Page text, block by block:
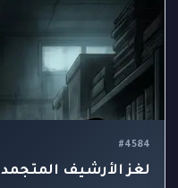
#4584
لغز الأرشيف المتجمد